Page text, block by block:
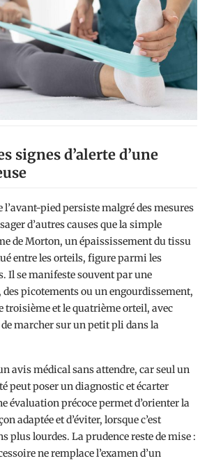
signes d’alerte d’une
l’avant-pied persiste malgré des mesures
d’autres causes que la simple
de Morton, un épaississement du tissu
entre les orteils, figure parmi les
Il se manifeste souvent par une
picotements ou un engourdissement,
troisième et le quatrième orteil, avec
marcher sur un petit pli dans la
avis médical sans attendre, car seul un
peut poser un diagnostic et écarter
évaluation précoce permet d’orienter la
adaptée et d’éviter, lorsque c’est
plus lourdes. La prudence reste de mise :
ne remplace l’examen d’un